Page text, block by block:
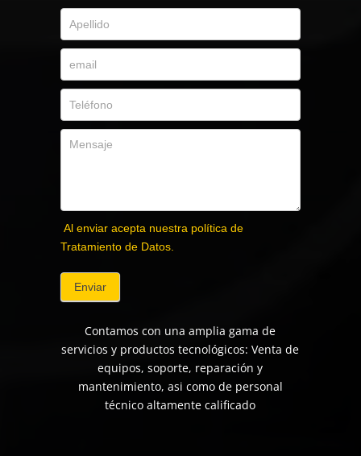
Al enviar acepta nuestra política de
Tratamiento de Datos.
Enviar
Contamos con una amplia gama de
servicios y productos tecnológicos: Venta de
equipos, soporte, reparación y
mantenimiento, asi como de personal
técnico altamente calificado